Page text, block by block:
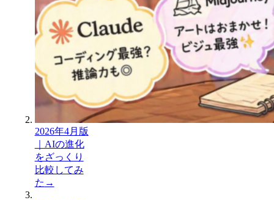
2026年4月版
｜AIの進化
をざっくり
比較してみ
た →